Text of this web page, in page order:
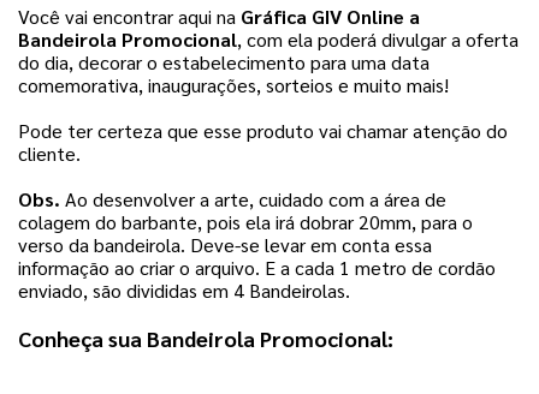
Você vai encontrar aqui na Gráfica GIV Online a
Bandeirola Promocional, com ela poderá divulgar a oferta
do dia, decorar o estabelecimento para uma data
comemorativa, inaugurações, sorteios e muito mais!
Pode ter certeza que esse produto vai chamar atenção do
cliente.
Obs. Ao desenvolver a arte, cuidado com a área de
colagem do barbante, pois ela irá dobrar 20mm, para o
verso da bandeirola. Deve-se levar em conta essa
informação ao criar o arquivo. E a cada 1 metro de cordão
enviado, são divididas em 4 Bandeirolas.
Conheça sua Bandeirola Promocional: